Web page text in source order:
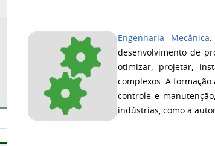
Engenharia Mecânica:
desenvolvimento de
otimizar, projetar,
complexos. A
controle e
indústrias, como a